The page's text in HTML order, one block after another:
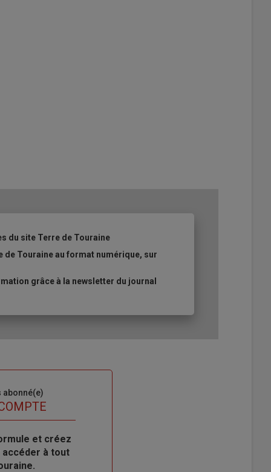
du site Terre de Touraine
de Touraine au format numérique, sur
grâce à la newsletter du journal
abonné(e)
et créez
à tout